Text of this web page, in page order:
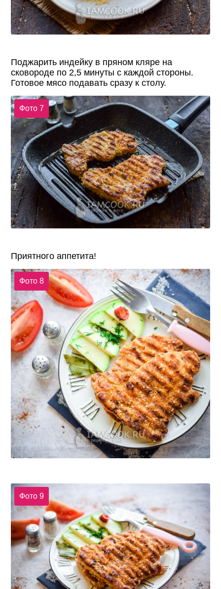
Поджарить индейку в пряном кляре на
сковороде по 2,5 минуты с каждой стороны.
Готовое мясо подавать сразу к столу.
Фото 7
Приятного аппетита!
Фото 8
Фото 9